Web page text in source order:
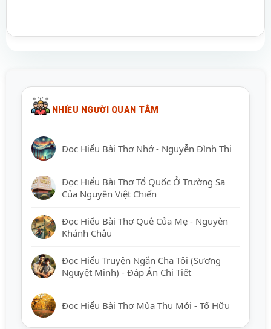
NHIỀU NGƯỜI QUAN TÂM
Đọc Hiểu Bài Thơ Nhớ - Nguyễn Đình Thi
Đọc Hiểu Bài Thơ Tổ Quốc Ở Trường Sa
Của Nguyễn Việt Chiến
Đọc Hiểu Bài Thơ Quê Của Mẹ - Nguyễn
Khánh Châu
Đọc Hiểu Truyện Ngắn Cha Tôi (Sương
Nguyệt Minh) - Đáp Án Chi Tiết
Đọc Hiểu Bài Thơ Mùa Thu Mới - Tố Hữu